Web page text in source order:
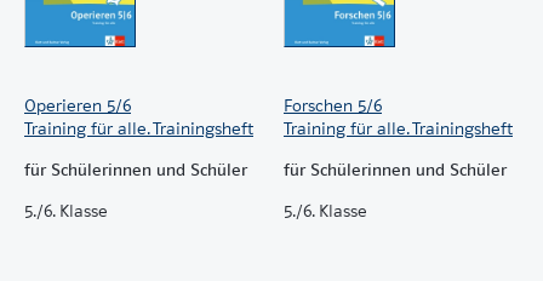
Operieren 5/6
Training für alle. Trainingsheft
für Schülerinnen und Schüler
5./6. Klasse
Forschen 5/6
Training für alle. Trainingsheft
für Schülerinnen und Schüler
5./6. Klasse